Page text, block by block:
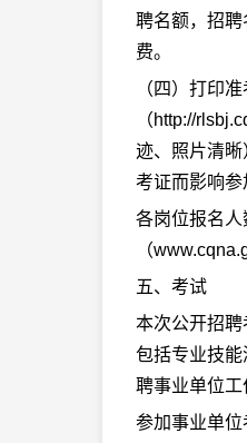
聘名额，招
费。
（四）打印
（http://
迹、照片清
考证而影响参
各岗位报名
（
五、考试
本次公开招
包括专业技
聘事业单位工
参加事业单